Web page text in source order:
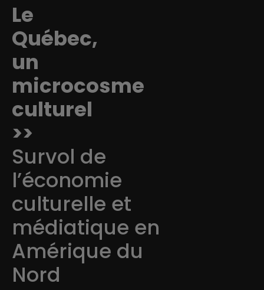
Le
Québec,
un
microcosme
culturel
>>
Survol de
l’économie
culturelle et
médiatique en
Amérique du
Nord